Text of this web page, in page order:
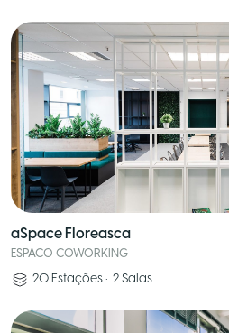
aSpace Floreasca
ESPACO COWORKING
20 Estações • 2 Salas